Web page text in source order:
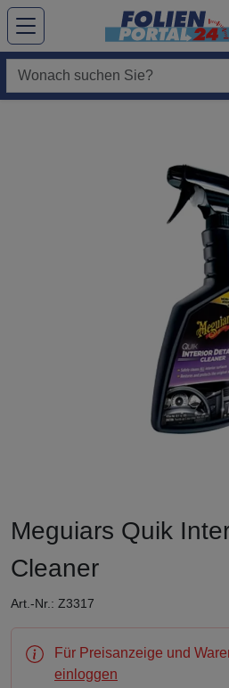
Hauptregion der Seite anspringen
Meguiars Quik
Cleaner
Art.-Nr.: Z3317
Für Preisanzeige und
einloggen